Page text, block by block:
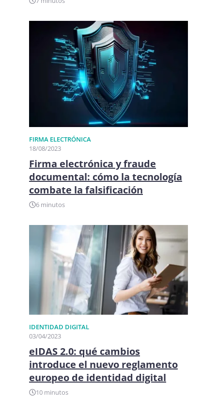
FIRMA ELECTRÓNICA​
18/08/2023
Firma electrónica y fraude
documental: cómo la tecnología
combate la falsificación
6 minutos
IDENTIDAD DIGITAL​
03/04/2023
eIDAS 2.0: qué cambios
introduce el nuevo reglamento
europeo de identidad digital
10 minutos